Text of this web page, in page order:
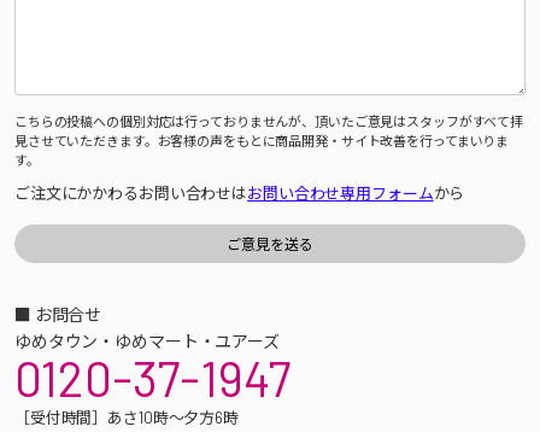
こちらの投稿への個別対応は行っておりませんが、頂いたご意見はスタッフがすべて拝
見させていただきます。お客様の声をもとに商品開発・サイト改善を行ってまいりま
す。
ご注文にかかわるお問い合わせはお問い合わせ専用フォームから
■ お問合せ
ゆめタウン・ゆめマート・ユアーズ
0120-37-1947
［受付時間］あさ10時～夕方6時